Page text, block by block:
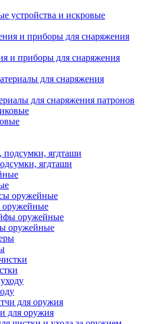
устройства и искровые
и приборы для снаряжения
для снаряжения патронов
ягдташи
оружейные
оружейные
для оружия